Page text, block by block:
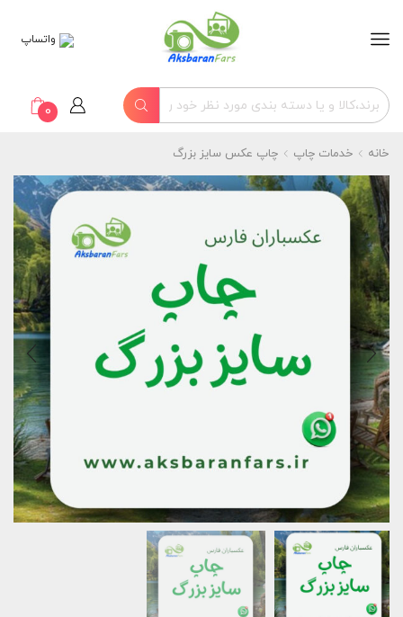
واتساپ
0
خانه خدمات چاپ چاپ عکس سایز بزرگ